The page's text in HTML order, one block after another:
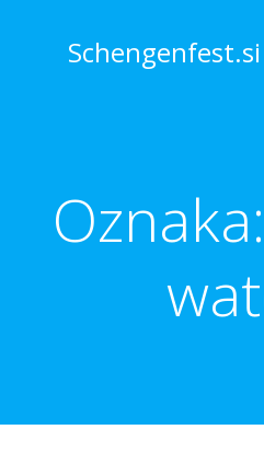
to
Schengenfest.si
Oznaka: